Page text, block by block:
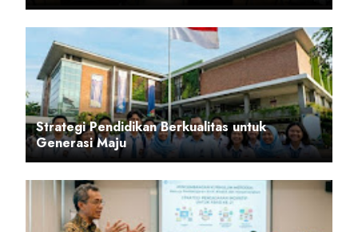
Strategi Pendidikan Berkualitas untuk
Generasi Maju